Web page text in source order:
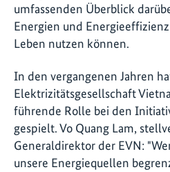
umfassenden Überblick
Energien und
Leben nutzen können.
In den vergangenen Jahren
Elektrizitätsgesellschaft
führende Rolle bei den
gespielt. Vo Quang Lam,
Generaldirektor der EVN:
unsere Energiequellen